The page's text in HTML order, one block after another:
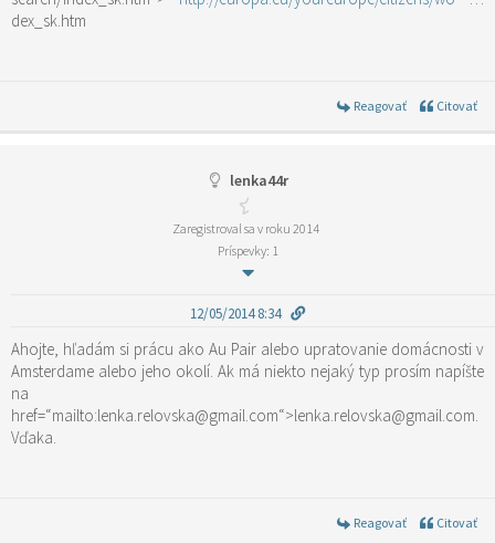
dex_sk.htm
Reagovať Citovať
lenka44r
Zaregistroval sa v roku 2014
Príspevky: 1
12/05/2014 8:34
Ahojte, hľadám si prácu ako Au Pair alebo upratovanie domácnosti v
Amsterdame alebo jeho okolí. Ak má niekto nejaký typ prosím napíšte
na
href=“mailto:lenka.relovska@gmail.com“>lenka.relovska@gmail.com.
Vďaka.
Reagovať Citovať